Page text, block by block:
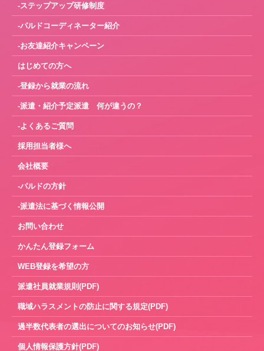
-ステップアップ研修制度
-パルドコーディネーター紹介
-お友達紹介キャンペーン
はじめての方へ
-登録から就業の流れ
-派遣・紹介予定派遣 何が違うの？
-よくあるご質問
採用担当者様へ
会社概要
-パルドの方針
-派遣法に基づく情報公開
お問い合わせ
かんたん登録フォーム
WEB登録を希望の方
派遣社員就業規則(PDF)
職域ハラスメントの防止に関する規定(PDF)
過半数代表者の選出についてのお知らせ(PDF)
個人情報保護方針(PDF)